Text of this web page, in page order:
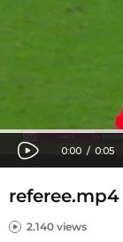
referee.mp4
2.140 views